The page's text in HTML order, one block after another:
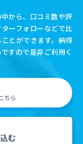
から、口コミ数や評
ーフォローなどで比
とができます。納得
すので是非ご利用く
ちら
む